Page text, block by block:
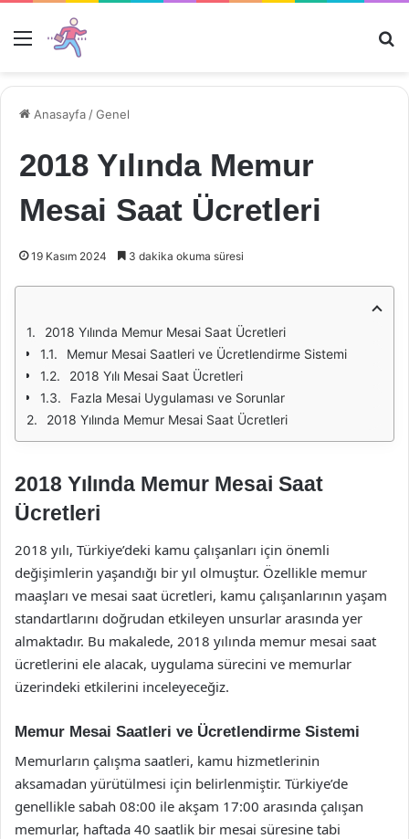
Menü
Anasayfa /Genel
2018 Yılında Memur
Mesai Saat Ücretleri
19 Kasım 2024 3 dakika okuma süresi
2018 Yılında Memur Mesai Saat Ücretleri
Memur Mesai Saatleri ve Ücretlendirme Sistemi
2018 Yılı Mesai Saat Ücretleri
Fazla Mesai Uygulaması ve Sorunlar
2018 Yılında Memur Mesai Saat Ücretleri
2018 Yılında Memur Mesai Saat
Ücretleri
2018 yılı, Türkiye’deki kamu çalışanları için önemli
değişimlerin yaşandığı bir yıl olmuştur. Özellikle memur
maaşları ve mesai saat ücretleri, kamu çalışanlarının yaşam
standartlarını doğrudan etkileyen unsurlar arasında yer
almaktadır. Bu makalede, 2018 yılında memur mesai saat
ücretlerini ele alacak, uygulama sürecini ve memurlar
üzerindeki etkilerini inceleyeceğiz.
Memur Mesai Saatleri ve Ücretlendirme Sistemi
Memurların çalışma saatleri, kamu hizmetlerinin
aksamadan yürütülmesi için belirlenmiştir. Türkiye’de
genellikle sabah 08:00 ile akşam 17:00 arasında çalışan
memurlar, haftada 40 saatlik bir mesai süresine tabi